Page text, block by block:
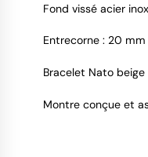
Fond vissé acier
Entrecorne : 20 mm
Bracelet Nato
Montre conçue et